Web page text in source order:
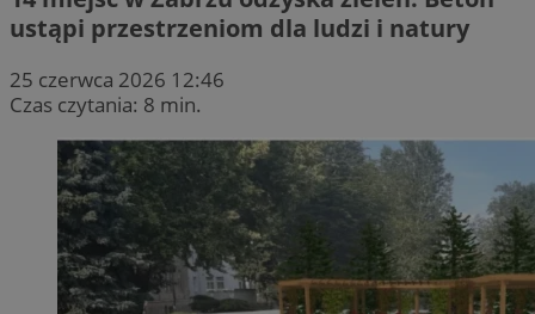
ustąpi przestrzeniom dla ludzi i natury
25 czerwca 2026 12:46
Czas czytania: 8 min.